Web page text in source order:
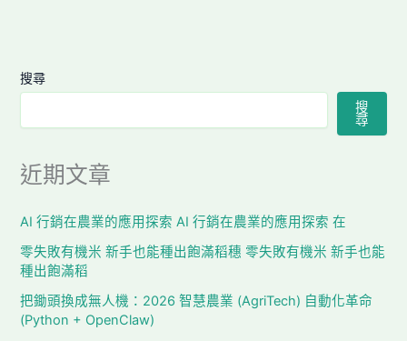
搜尋
搜
尋
近期文章
AI 行銷在農業的應用探索 AI 行銷在農業的應用探索 在
零失敗有機米 新手也能種出飽滿稻穗 零失敗有機米 新手也能
種出飽滿稻
把鋤頭換成無人機：2026 智慧農業 (AgriTech) 自動化革命
(Python + OpenClaw)